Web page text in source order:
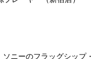
ニーのフラッグシップ・